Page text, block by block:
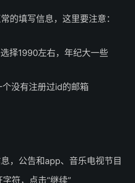
的填写信息，这里要注意：
择1990左右，年纪大一些
没有注册过id的邮箱
，公告和app、音乐电视节目
符，点击“继续”